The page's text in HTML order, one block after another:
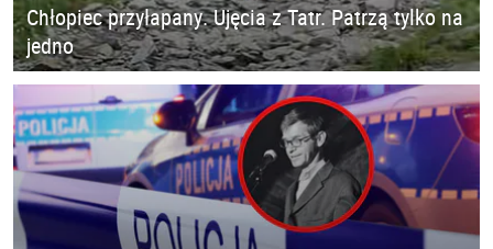
Chłopiec przyłapany. Ujęcia z Tatr. Patrzą tylko na
jedno